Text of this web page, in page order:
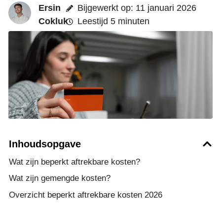
Ersin
Cokluk
Bijgewerkt op: 11 januari 2026
Leestijd 5 minuten
Inhoudsopgave
Wat zijn beperkt aftrekbare kosten?
Wat zijn gemengde kosten?
Overzicht beperkt aftrekbare kosten 2026